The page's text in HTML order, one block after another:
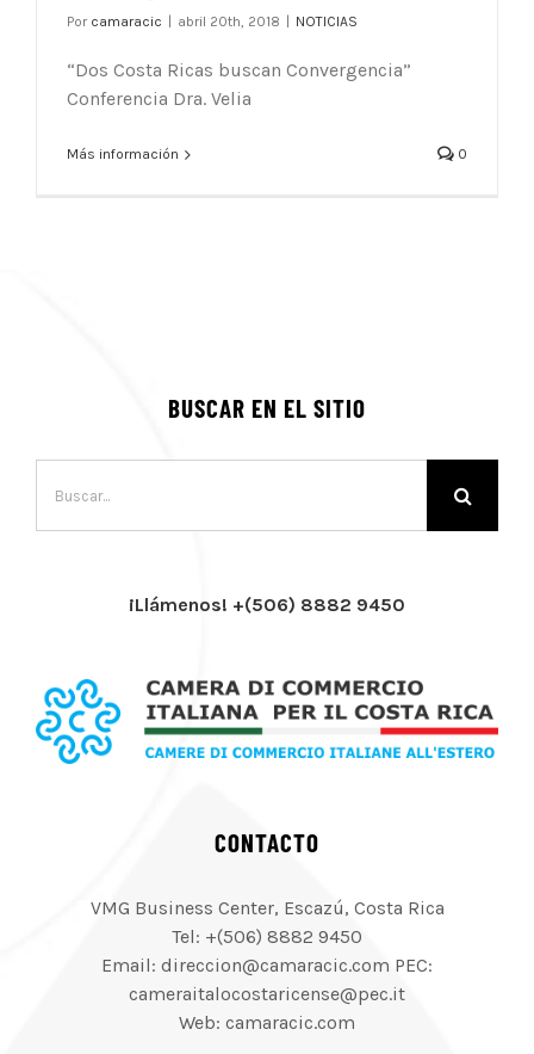
Por camaracic abril 20th, 2018 NOTICIAS
“Dos Costa Ricas buscan Convergencia”
Conferencia Dra. Velia
Más información 0
BUSCAR EN EL SITIO
¡Llámenos! +(506) 8882 9450
CONTACTO
VMG Business Center, Escazú, Costa Rica
Tel: +(506) 8882 9450
Email: direccion@camaracic.com PEC:
cameraitalocostaricense@pec.it
Web: camaracic.com